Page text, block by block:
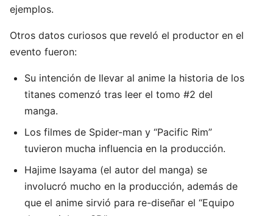
ejemplos.
Otros datos curiosos que reveló el productor en el
evento fueron:
Su intención de llevar al anime la historia de los
titanes comenzó tras leer el tomo #2 del
manga.
Los filmes de Spider-man y “Pacific Rim”
tuvieron mucha influencia en la producción.
Hajime Isayama (el autor del manga) se
involucró mucho en la producción, además de
que el anime sirvió para re-diseñar el “Equipo